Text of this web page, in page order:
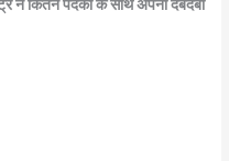
ने कितने पदकों के साथ अपना दबदबा